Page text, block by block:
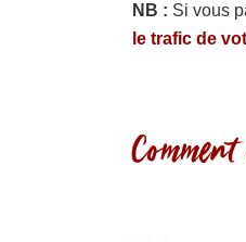
NB : Si vous
le trafic de